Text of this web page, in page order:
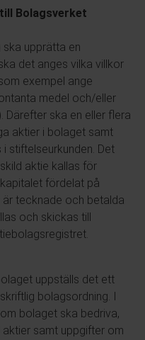
Bolagsverket
upprätta en
det anges vilka villkor
exempel ange
medel och/eller
Därefter ska en eller flera
aktier i bolaget samt
stiftelseurkunden. Det
aktie kallas för
fördelat på
är tecknade och betalda
och skickas till
uppställs det ett
bolagsordning. I
bolaget ska bedriva,
samt uppgifter om